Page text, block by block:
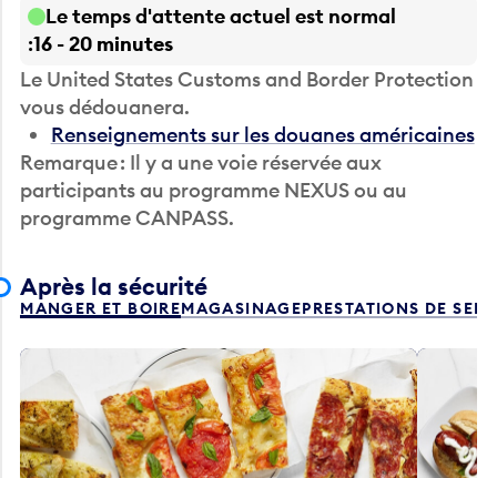
Le temps d'attente actuel est normal
16 - 20 minutes
Le United States Customs and Border Protection
vous dédouanera.
Renseignements sur les douanes américaines
Remarque : Il y a une voie réservée aux
participants au programme NEXUS ou au
programme CANPASS.
Après la sécurité
MANGER ET BOIREMAGASINAGEPRESTATIONS DE